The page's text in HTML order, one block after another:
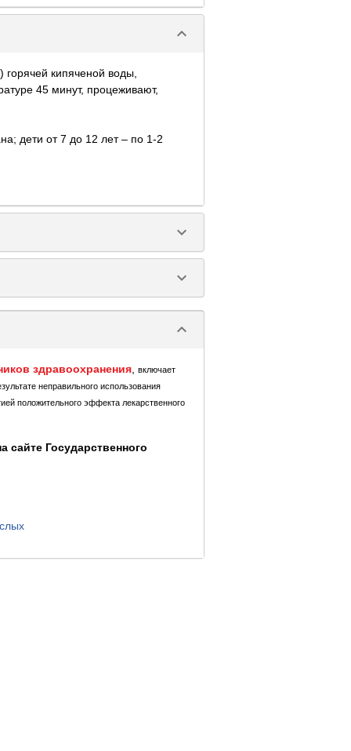
keyboard_arrow_down
кипяченой воды,
45 минут, процеживают,
дети от 7 до 12 лет – по 1-2
keyboard_arrow_down
keyboard_arrow_down
keyboard_arrow_down
здравоохранения
включает
неправильного использования
положительного эффекта лекарственного
сайте Государственного